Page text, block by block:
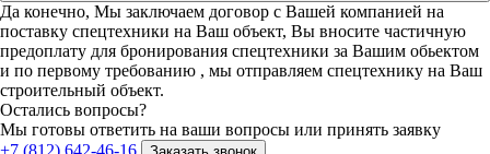
Да конечно, Мы заключаем договор с Вашей компанией на
поставку спецтехники на Ваш объект, Вы вносите частичную
предоплату для бронирования спецтехники за Вашим обьектом
и по первому требованию , мы отправляем спецтехнику на Ваш
строительный объект.
Остались вопросы?
Мы готовы ответить на ваши вопросы или принять заявку
+7 (812) 642-46-16